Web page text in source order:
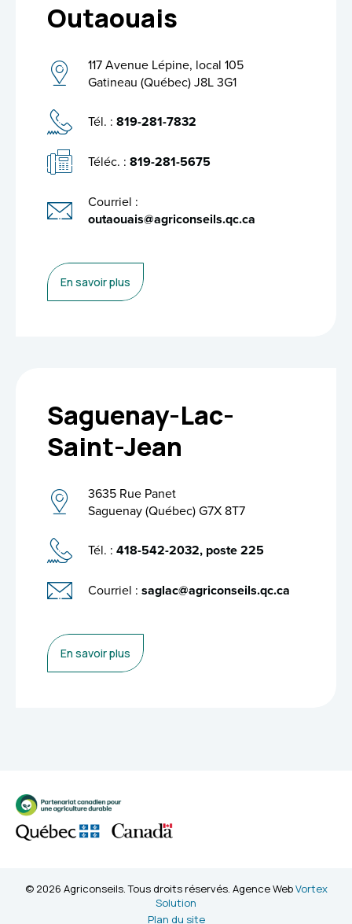
Outaouais
117 Avenue Lépine, local 105
Gatineau (Québec) J8L 3G1
Tél. : 819-281-7832
Téléc. : 819-281-5675
Courriel :
outaouais@agriconseils.qc.ca
En savoir plus
Saguenay-Lac-
Saint-Jean
3635 Rue Panet
Saguenay (Québec) G7X 8T7
Tél. : 418-542-2032, poste 225
Courriel : saglac@agriconseils.qc.ca
En savoir plus
© 2026 Agriconseils. Tous droits réservés. Agence WebVortex
Solution
Plan du site